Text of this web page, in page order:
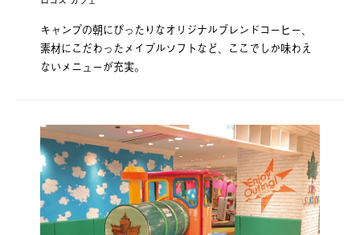
キャンプの朝にぴったりなオリジナルブレンドコーヒー、
素材にこだわったメイプルソフトなど、ここでしか味わえ
ないメニューが充実。